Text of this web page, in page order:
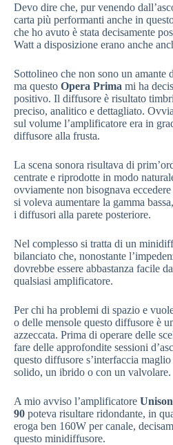
Devo dire che, pur venendo
carta più performanti anche in
che ho avuto è stata decisamente
Watt a disposizione erano anche
Sottolineo che non sono un amante
ma questo Opera Prima mi ha
positivo. Il diffusore è risultato
preciso, analitico e dettagliato.
sul volume l’amplificatore era in
diffusore alla frusta.
La scena sonora risultava di
centrate e riprodotte in modo
ovviamente non bisognava
si voleva aumentare la gamma
i diffusori alla parete posteriore.
Nel complesso si tratta di un
bilanciato che, nonostante
dovrebbe essere abbastanza facile
qualsiasi amplificatore.
Per chi ha problemi di spazio e
o delle mensole questo diffusore è
azzeccata. Prima di operare delle
fare delle approfondite sessioni
questo diffusore s’interfaccia
solido, un ibrido o con un valvolare.
A mio avviso l’amplificatore
90 poteva risultare ridondante, in
eroga ben 160W per canale,
questo minidiffusore.